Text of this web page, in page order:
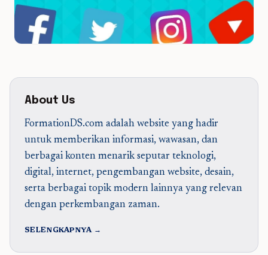
About Us
FormationDS.com adalah website yang hadir
untuk memberikan informasi, wawasan, dan
berbagai konten menarik seputar teknologi,
digital, internet, pengembangan website, desain,
serta berbagai topik modern lainnya yang relevan
dengan perkembangan zaman.
SELENGKAPNYA →